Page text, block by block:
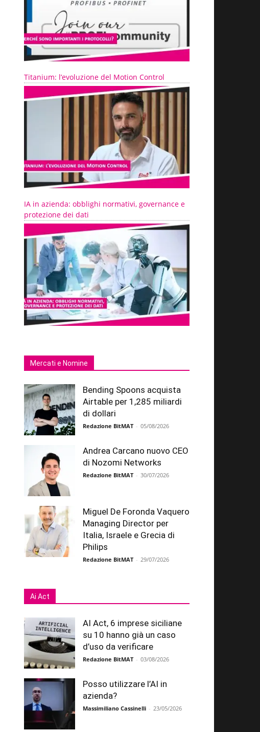
Titanium: l’evoluzione del Motion Control
IA in azienda: obblighi normativi, governance e
protezione dei dati
Mercati e Nomine
Bending Spoons acquista
Airtable per 1,285 miliardi
di dollari
Redazione BitMAT - 05/08/2026
Andrea Carcano nuovo CEO
di Nozomi Networks
Redazione BitMAT - 30/07/2026
Miguel De Foronda Vaquero
Managing Director per
Italia, Israele e Grecia di
Philips
Redazione BitMAT - 29/07/2026
Ai Act
AI Act, 6 imprese siciliane
su 10 hanno già un caso
d’uso da verificare
Redazione BitMAT - 03/08/2026
Posso utilizzare l’AI in
azienda?
Massimiliano Cassinelli - 23/05/2026